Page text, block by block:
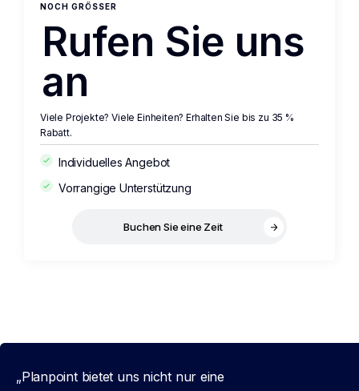
NOCH GRÖSSER
Rufen Sie uns
an
Viele Projekte? Viele Einheiten? Erhalten Sie bis zu 35 %
Rabatt.
Individuelles Angebot
Vorrangige Unterstützung
Buchen Sie eine Zeit
„Planpoint bietet uns nicht nur eine